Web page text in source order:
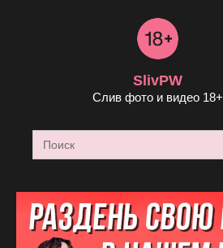
SlivPW
Слив фото и видео 18+
Search
for: